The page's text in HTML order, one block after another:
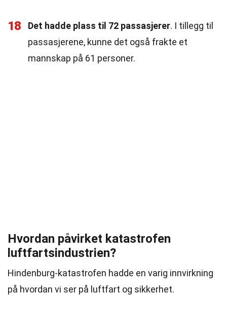
18 Det hadde plass til 72 passasjerer. I tillegg til
passasjerene, kunne det også frakte et
mannskap på 61 personer.
Hvordan påvirket katastrofen
luftfartsindustrien?
Hindenburg-katastrofen hadde en varig innvirkning
på hvordan vi ser på luftfart og sikkerhet.